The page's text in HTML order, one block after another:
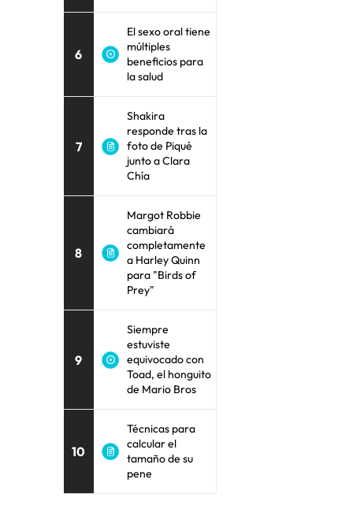
6
El sexo oral tiene
múltiples
beneficios para
la salud
7
Shakira
responde tras la
foto de Piqué
junto a Clara
Chía
8
Margot Robbie
cambiará
completamente
a Harley Quinn
para "Birds of
Prey"
9
Siempre
estuviste
equivocado con
Toad, el honguito
de Mario Bros
10
Técnicas para
calcular el
tamaño de su
pene